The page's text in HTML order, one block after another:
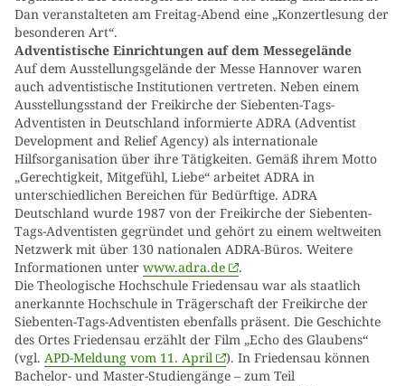
Dan veranstalteten am Freitag-Abend eine „Konzertlesung der
besonderen Art“.
Adventistische Einrichtungen auf dem Messegelände
Auf dem Ausstellungsgelände der Messe Hannover waren
auch adventistische Institutionen vertreten. Neben einem
Ausstellungsstand der Freikirche der Siebenten-Tags-
Adventisten in Deutschland informierte ADRA (Adventist
Development and Relief Agency) als internationale
Hilfsorganisation über ihre Tätigkeiten. Gemäß ihrem Motto
„Gerechtigkeit, Mitgefühl, Liebe“ arbeitet ADRA in
unterschiedlichen Bereichen für Bedürftige. ADRA
Deutschland wurde 1987 von der Freikirche der Siebenten-
Tags-Adventisten gegründet und gehört zu einem weltweiten
Netzwerk mit über 130 nationalen ADRA-Büros. Weitere
Informationen unter www.adra.de
.
Die Theologische Hochschule Friedensau war als staatlich
anerkannte Hochschule in Trägerschaft der Freikirche der
Siebenten-Tags-Adventisten ebenfalls präsent. Die Geschichte
des Ortes Friedensau erzählt der Film „Echo des Glaubens“
(vgl. APD-Meldung vom 11. April
). In Friedensau können
Bachelor- und Master-Studiengänge – zum Teil